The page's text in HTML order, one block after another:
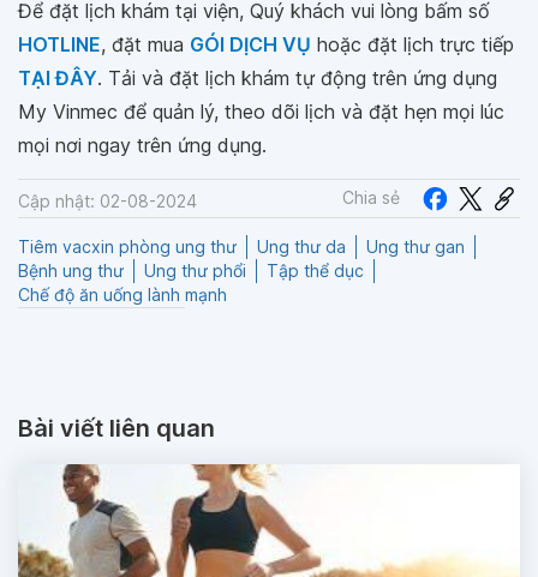
Để đặt lịch khám tại viện, Quý khách vui lòng bấm số
HOTLINE, đặt mua GÓI DỊCH VỤ hoặc đặt lịch trực tiếp
TẠI ĐÂY. Tải và đặt lịch khám tự động trên ứng dụng
My Vinmec để quản lý, theo dõi lịch và đặt hẹn mọi lúc
mọi nơi ngay trên ứng dụng.
Cập nhật: 02-08-2024 Chia sẻ
Tiêm vacxin phòng ung thư Ung thư da
Ung thư gan
Bệnh ung thư
Ung thư phổi
Tập thể dục
Chế độ ăn uống lành mạnh
Bài viết liên quan